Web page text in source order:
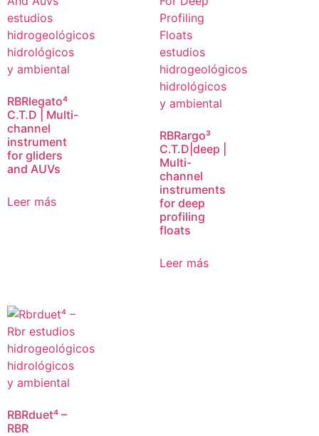
RBRlegato⁴
C.T.D | Multi-
channel
instrument
for gliders
and AUVs
Leer más
RBRargo³
C.T.D|deep |
Multi-
channel
instruments
for deep
profiling
floats
Leer más
RBRduet⁴ –
RBR